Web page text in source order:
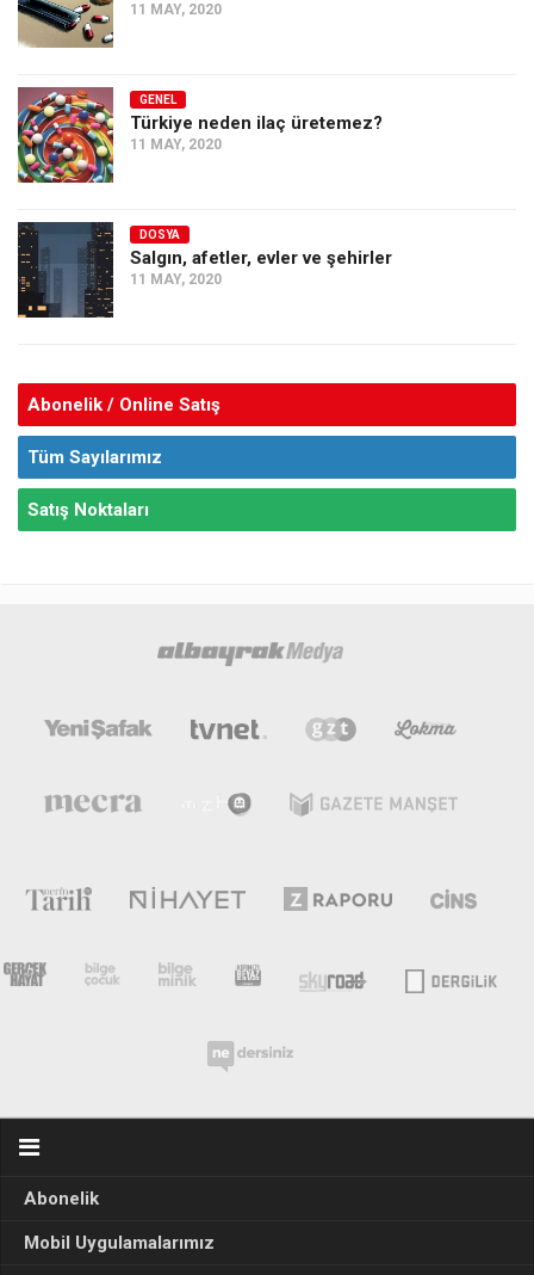
11 MAY, 2020
GENEL
Türkiye neden ilaç üretemez?
11 MAY, 2020
DOSYA
Salgın, afetler, evler ve şehirler
11 MAY, 2020
Abonelik / Online Satış
Tüm Sayılarımız
Satış Noktaları
Abonelik
Mobil Uygulamalarımız